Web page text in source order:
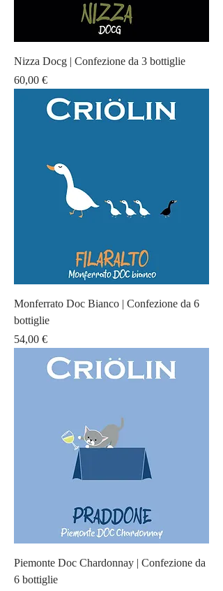
Nizza Docg | Confezione da 3 bottiglie
Prezzo
60,00 €
Monferrato Doc Bianco | Confezione da 6
bottiglie
Prezzo
54,00 €
Piemonte Doc Chardonnay | Confezione da
6 bottiglie